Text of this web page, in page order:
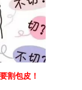
割包皮！